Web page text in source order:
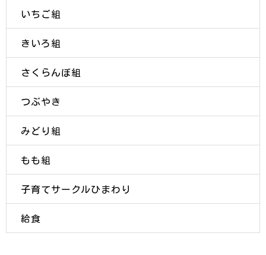
いちご組
きいろ組
さくらんぼ組
つぶやき
みどり組
もも組
子育てサークルひまわり
給食